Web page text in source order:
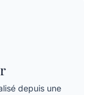
depuis une